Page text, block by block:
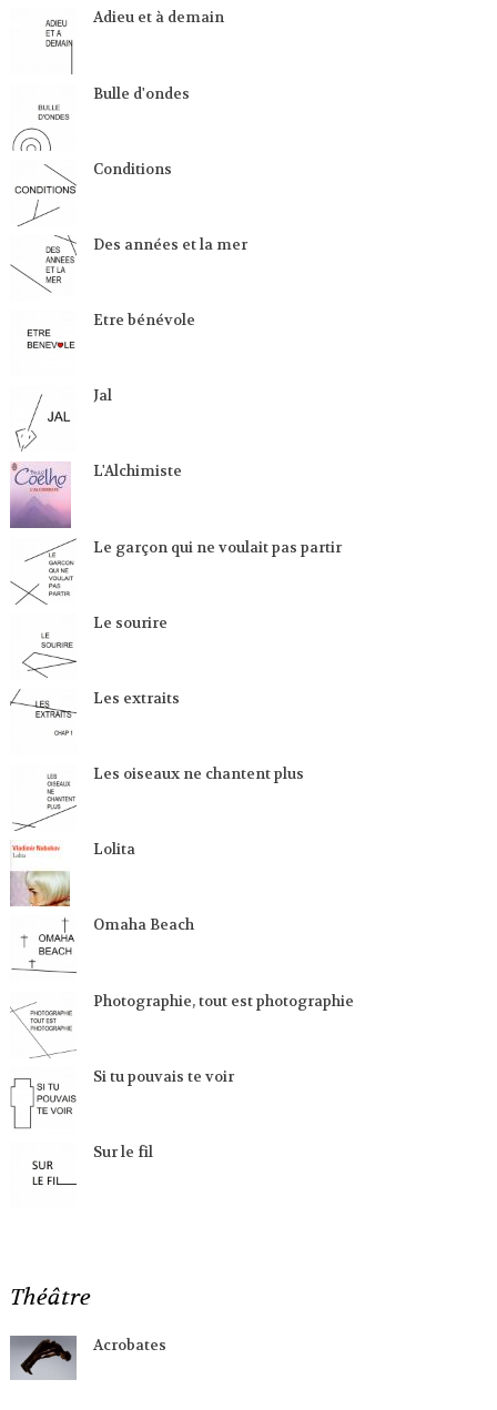
Adieu et à demain
Bulle d'ondes
Conditions
Des années et la mer
Etre bénévole
Jal
L'Alchimiste
Le garçon qui ne voulait pas partir
Le sourire
Les extraits
Les oiseaux ne chantent plus
Lolita
Omaha Beach
Photographie, tout est photographie
Si tu pouvais te voir
Sur le fil
Théâtre
Acrobates